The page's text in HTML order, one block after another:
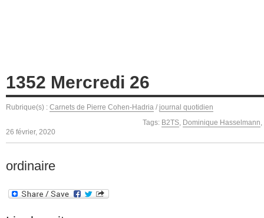
1352 Mercredi 26
Rubrique(s) : Carnets de Pierre Cohen-Hadria / journal quotidien
Tags: B2TS Dominique Hasselmann
26 février, 2020
ordinaire